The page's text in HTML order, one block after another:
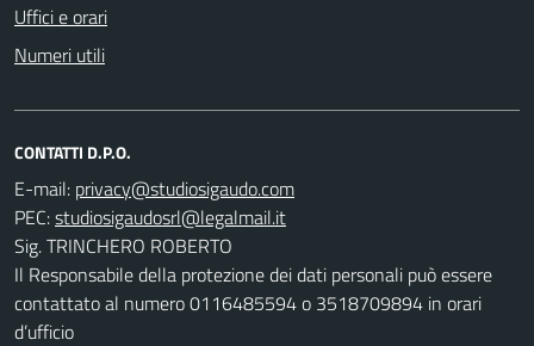
Uffici e orari
Numeri utili
CONTATTI D.P.O.
E-mail:
PEC:
Sig. TRINCHERO ROBERTO
Il Responsabile della protezione dei dati personali può essere
contattato al numero 0116485594 o 3518709894 in orari
d’ufficio